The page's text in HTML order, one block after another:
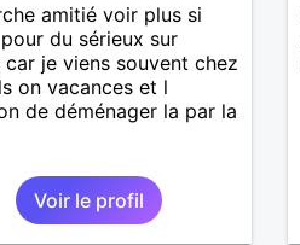
amitié voir plus si
du sérieux sur
car je viens souvent chez
on vacances et l
de déménager la par la
Voir le profil